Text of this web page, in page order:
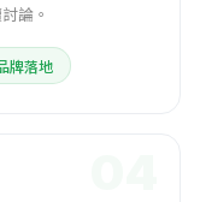
論。
牌落地